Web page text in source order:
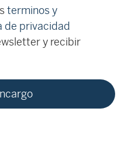
terminos y
de privacidad
y recibir